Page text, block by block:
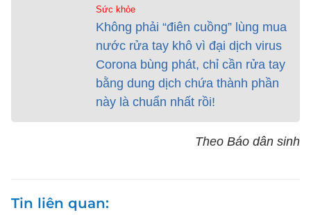
Sức khỏe
Không phải “điên cuồng” lùng mua
nước rửa tay khô vì đại dịch virus
Corona bùng phát, chỉ cần rửa tay
bằng dung dịch chứa thành phần
này là chuẩn nhất rồi!
Theo Báo dân sinh
Tin liên quan